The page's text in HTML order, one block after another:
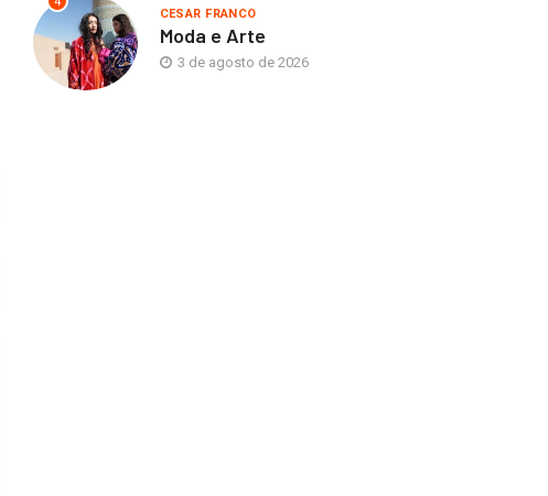
CESAR FRANCO
Moda e Arte
3 de agosto de 2026